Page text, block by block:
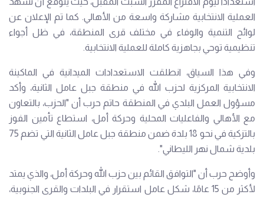
العملية الانتخابية مشاركة واسعة من الأهالي. كما تم الإعلان عن
لوائح التنمية والوفاء في مختلف قرى المنطقة، في ظل أجواء
تنظيمية توحي بجاهزية كاملة للعملية الانتخابية.
وفي هذا السياق، انطلقت الاستعدادات الميدانية في الماكينة
الانتخابية المركزية لحزب الله في منطقة جبل عامل الثانية، وأكد
مسؤول العمل البلدي في المنطقة حاتم حرب أن "الحزب، بالتعاون
مع الأهالي والفاعليات المحلية وحركة أمل، استطاع تأمين الفوز
بالتزكية في نحو 18 بلدة ضمن منطقة جبل عامل الثانية التي تضم 75
بلدية شمال نهر الليطاني".
وأوضح حرب أن "التوافق القائم بين حزب الله وحركة أمل، والذي يمتد
لأكثر من 15 عامًا، شكل عامل استقرار في البلدات والقرى الجنوبية،